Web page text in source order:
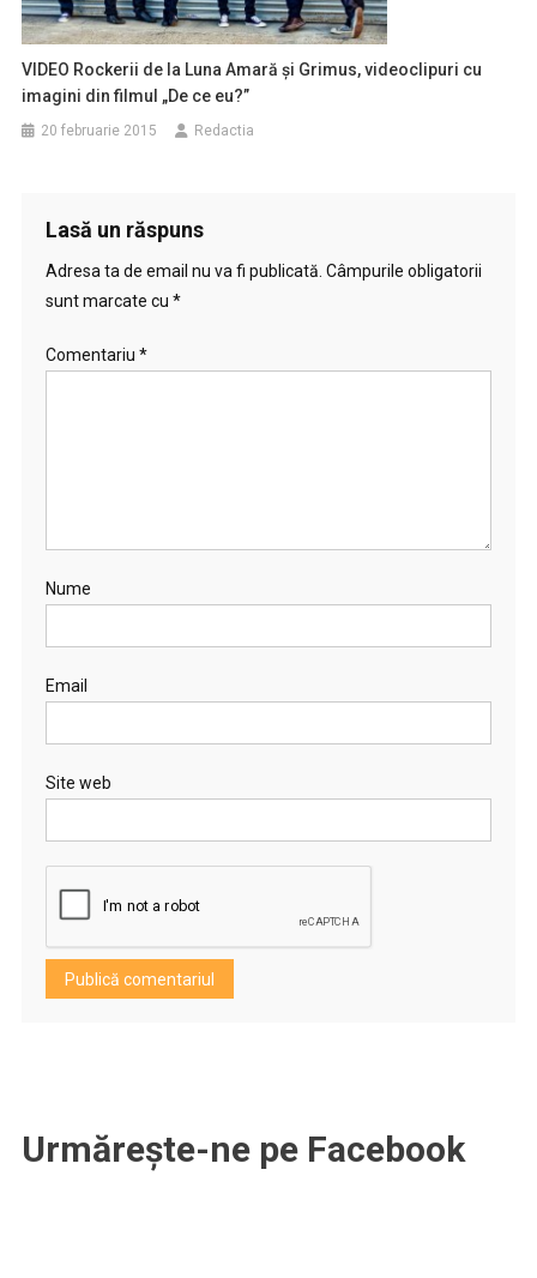
VIDEO Rockerii de la Luna Amară şi Grimus, videoclipuri cu
imagini din filmul „De ce eu?”
20 februarie 2015 Redactia
Lasă un răspuns
Adresa ta de email nu va fi publicată. Câmpurile obligatorii
sunt marcate cu *
Comentariu *
Nume
Email
Site web
Urmărește-ne pe Facebook